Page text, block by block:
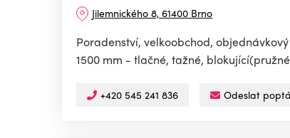
Jilemnického 8, 61400 Brno
Poradenství, velkoobchod,
1500 mm - tlačné, tažné,
+420 545 241 836 Odeslat